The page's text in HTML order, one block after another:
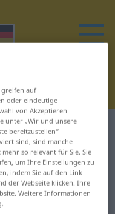
B 12
die mit B
...
auf
oder eindeutige
von Akzeptieren
unter „Wir und unsere
bereitzustellen“
sind, sind manche
so relevant für Sie. Sie
um Ihre Einstellungen zu
indem Sie auf den Link
der Webseite klicken. Ihre
Weitere Informationen